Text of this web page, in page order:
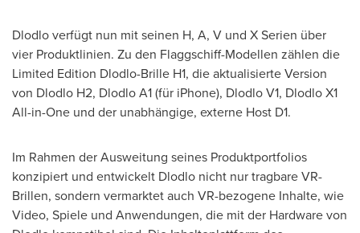
Dlodlo verfügt nun mit seinen H, A, V und X Serien über
vier Produktlinien. Zu den Flaggschiff-Modellen zählen die
Limited Edition Dlodlo-Brille H1, die aktualisierte Version
von Dlodlo H2, Dlodlo A1 (für iPhone), Dlodlo V1, Dlodlo X1
All-in-One und der unabhängige, externe Host D1.
Im Rahmen der Ausweitung seines Produktportfolios
konzipiert und entwickelt Dlodlo nicht nur tragbare VR-
Brillen, sondern vermarktet auch VR-bezogene Inhalte, wie
Video, Spiele und Anwendungen, die mit der Hardware von